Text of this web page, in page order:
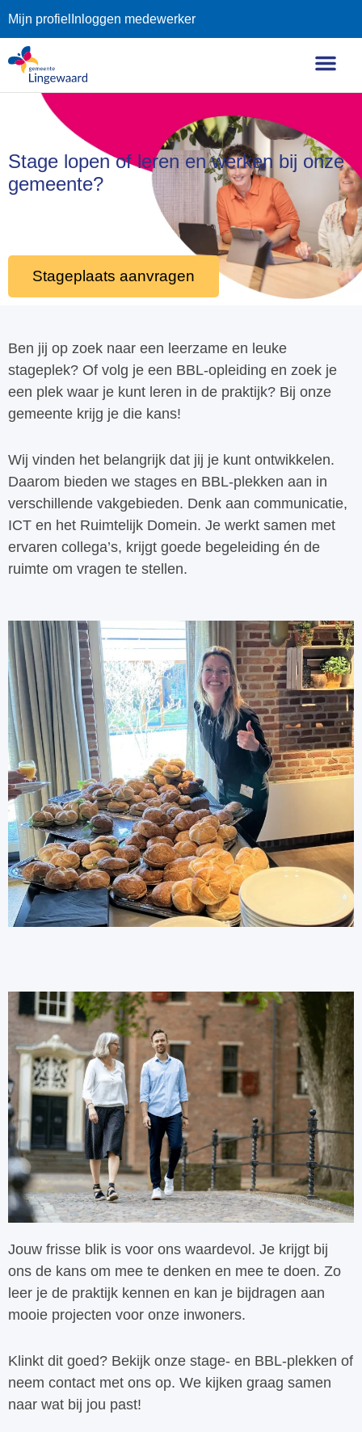
Mijn profiel Inloggen medewerker
Stage lopen of leren en werken bij onze
gemeente?
Stageplaats aanvragen
Ben jij op zoek naar een leerzame en leuke
stageplek? Of volg je een BBL-opleiding en zoek je
een plek waar je kunt leren in de praktijk? Bij onze
gemeente krijg je die kans!
Wij vinden het belangrijk dat jij je kunt ontwikkelen.
Daarom bieden we stages en BBL-plekken aan in
verschillende vakgebieden. Denk aan communicatie,
ICT en het Ruimtelijk Domein. Je werkt samen met
ervaren collega’s, krijgt goede begeleiding én de
ruimte om vragen te stellen.
Jouw frisse blik is voor ons waardevol. Je krijgt bij
ons de kans om mee te denken en mee te doen. Zo
leer je de praktijk kennen en kan je bijdragen aan
mooie projecten voor onze inwoners.
Klinkt dit goed? Bekijk onze stage- en BBL-plekken of
neem contact met ons op. We kijken graag samen
naar wat bij jou past!